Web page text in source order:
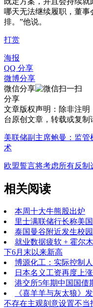
哪天无法继续履职，董
排。”他说。
打赏
海报
QQ 分享
微博分享
微信分享
分享
文章版权声明：除非注明
台 原创文章，转载或复制
美联储副主席鲍曼：监管
术
欧盟誓言将考虑所有反
相关阅读
本周十大牛熊股出炉
里士满联储行长称美
泰国曼谷附近发生校
就业数据疲软 + 霍尔
下6月末以来新高
博源化工：实际控制
日本名义工资再度上
港交所5年期中国国债
《喜羊羊与灰太狼》
不存在主观刻意设置不当